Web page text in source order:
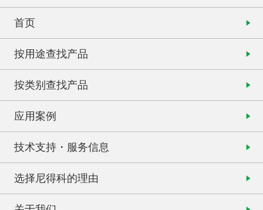
首页
按用途查找产品
按类别查找产品
应用案例
技术支持・服务信息
选择尼得科的理由